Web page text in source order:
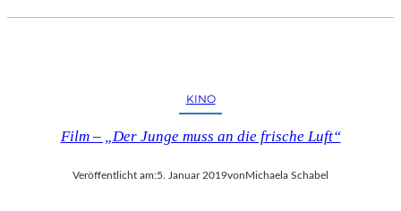
KINO
Film – „Der Junge muss an die frische Luft“
Veröffentlicht am:5. Januar 2019vonMichaela Schabel